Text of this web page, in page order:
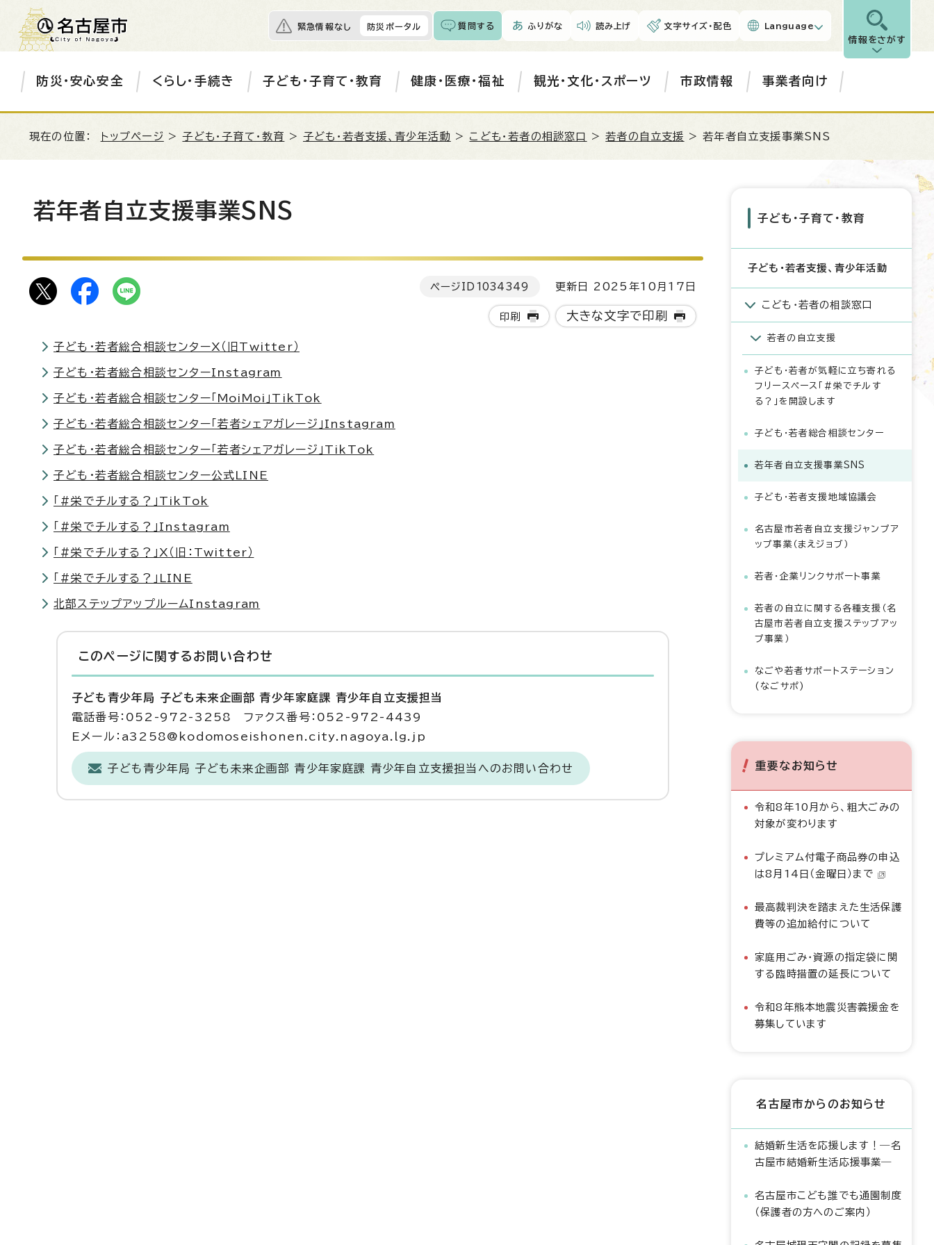
緊急情報なし 防災ポータル 質問する ふりがな 読み上げ 文字サイズ・配色 Language
情報をさがす
防災・安心安全 くらし・手続き 子ども・子育て・教育 健康・医療・福祉 観光・文化・スポーツ 市政情報 事業者向け
現在の位置： トップページ >子ども・子育て・教育 >子ども・若者支援、青少年活動 > こども・若者の相談窓口 >若者の自立支援 > 若年者自立支援事業SNS
若年者自立支援事業SNS
ページID 1034349 更新日 2025年10月17日
印刷 大きな文字で印刷
子ども・若者総合相談センターX（旧Twitter）
子ども・若者総合相談センターInstagram
子ども・若者総合相談センター「MoiMoi」TikTok
子ども・若者総合相談センター「若者シェアガレージ」Instagram
子ども・若者総合相談センター「若者シェアガレージ」TikTok
子ども・若者総合相談センター公式LINE
「#栄でチルする？」TikTok
「#栄でチルする？」Instagram
「#栄でチルする？」X（旧：Twitter）
「#栄でチルする？」LINE
北部ステップアップルームInstagram
このページに関する お問い合わせ
子ども青少年局 子ども未来企画部 青少年家庭課 青少年自立支援担当
電話番号：052-972-3258 ファクス番号：052-972-4439
Eメール：a3258@kodomoseishonen.city.nagoya.lg.jp
子ども青少年局 子ども未来企画部 青少年家庭課 青少年自立支援担当へのお問い合わせ
子ども・子育て・教育
子ども・若者支援、青少年活動
こども・若者の相談窓口
若者の自立支援
子ども・若者が気軽に立ち寄れる
フリースペース「＃栄でチルす
る？」を開設します
子ども・若者総合相談センター
若年者自立支援事業SNS
子ども・若者支援地域協議会
名古屋市若者自立支援ジャンプア
ップ事業（まえジョブ）
若者・企業リンクサポート事業
若者の自立に関する各種支援（名
古屋市若者自立支援ステップアッ
プ事業）
なごや若者サポートステーション
(なごサポ)
重要なお知らせ
令和8年10月から、粗大ごみの
対象が変わります
プレミアム付電子商品券の申込
は8月14日（金曜日）まで
最高裁判決を踏まえた生活保護
費等の追加給付について
家庭用ごみ・資源の指定袋に関
する臨時措置の延長について
令和8年熊本地震災害義援金を
募集しています
名古屋市からのお知らせ
結婚新生活を応援します！―名
古屋市結婚新生活応援事業―
名古屋市こども誰でも通園制度
（保護者の方へのご案内）